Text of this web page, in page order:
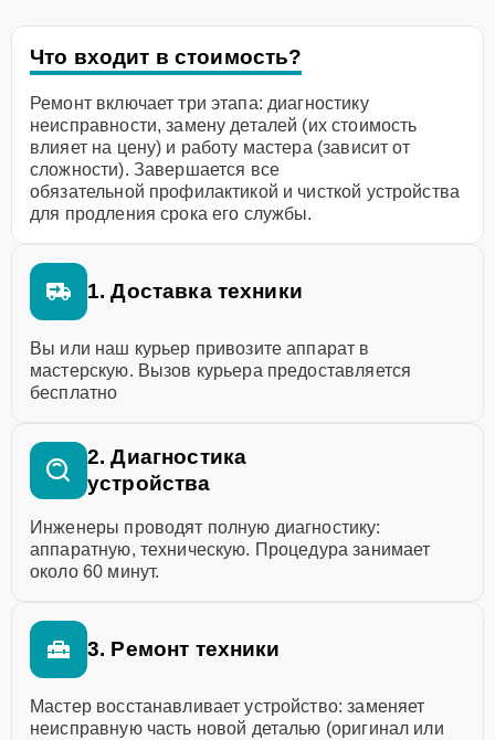
Что входит в стоимость?
Ремонт включает три этапа: диагностику
неисправности, замену деталей (их стоимость
влияет на цену) и работу мастера (зависит от
сложности). Завершается все
обязательной профилактикой и чисткой устройства
для продления срока его службы.
1. Доставка техники
Вы или наш курьер привозите аппарат в
мастерскую. Вызов курьера предоставляется
бесплатно
2. Диагностика
устройства
Инженеры проводят полную диагностику:
аппаратную, техническую. Процедура занимает
около 60 минут.
3. Ремонт техники
Мастер восстанавливает устройство: заменяет
неисправную часть новой деталью (оригинал или